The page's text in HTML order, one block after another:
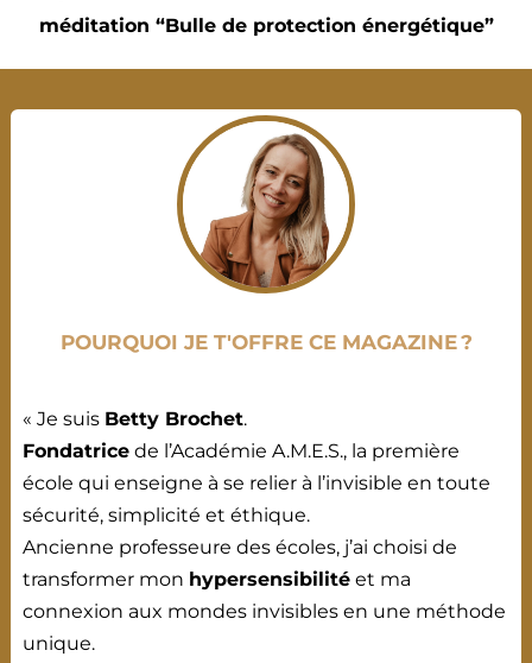
méditation “Bulle de protection énergétique”
POURQUOI JE T'OFFRE CE MAGAZINE ?
« Je suis Betty Brochet.
Fondatrice de l’Académie A.M.E.S., la première
école qui enseigne à se relier à l’invisible en toute
sécurité, simplicité et éthique.
Ancienne professeure des écoles, j’ai choisi de
transformer mon hypersensibilité et ma
connexion aux mondes invisibles en une méthode
unique.